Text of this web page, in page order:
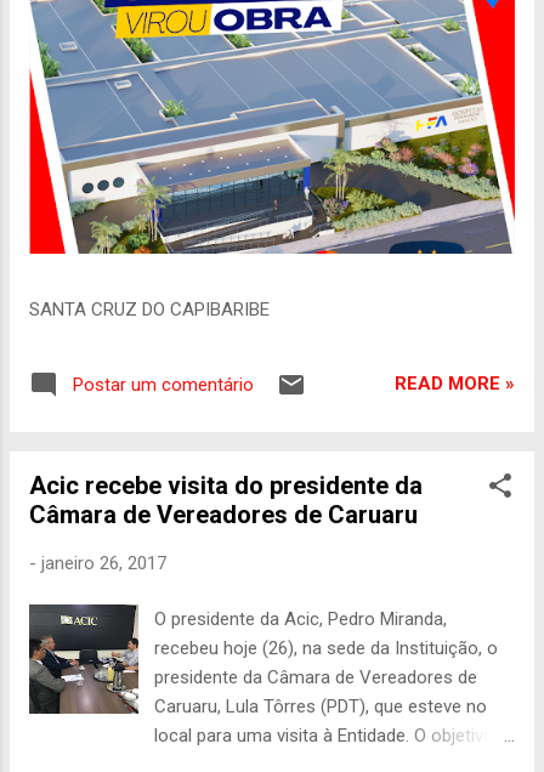
SANTA CRUZ DO CAPIBARIBE
Postar um comentário READ MORE »
Acic recebe visita do presidente da
Câmara de Vereadores de Caruaru
- janeiro 26, 2017
O presidente da Acic, Pedro Miranda,
recebeu hoje (26), na sede da Instituição, o
presidente da Câmara de Vereadores de
Caruaru, Lula Tôrres (PDT), que esteve no
local para uma visita à Entidade. O objetivo